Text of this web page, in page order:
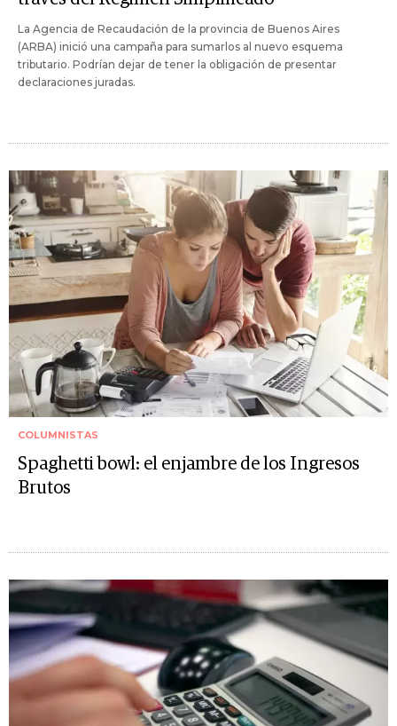
La Agencia de Recaudación de la provincia de Buenos Aires
(ARBA) inició una campaña para sumarlos al nuevo esquema
tributario. Podrían dejar de tener la obligación de presentar
declaraciones juradas.
COLUMNISTAS
Spaghetti bowl: el enjambre de los Ingresos
Brutos